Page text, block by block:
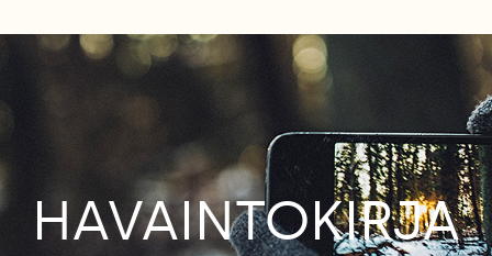
HAVAINTOKIRJA